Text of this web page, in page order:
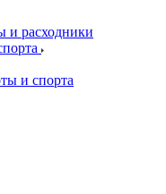
и расходники
и спорта